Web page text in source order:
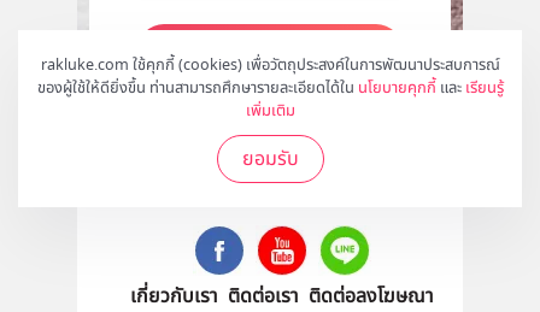
rakluke.com ใช้คุกกี้ (cookies) เพื่อวัตถุประสงค์ในการพัฒนาประสบการณ์
ของผู้ใช้ให้ดียิ่งขึ้น ท่านสามารถศึกษารายละเอียดได้ใน นโยบายคุกกี้ และ เรียนรู้
เพิ่มเติม
ยอมรับ
สมัคร
ติดตามเราได้ที่
เกี่ยวกับเรา ติดต่อเรา ติดต่อลงโฆษณา